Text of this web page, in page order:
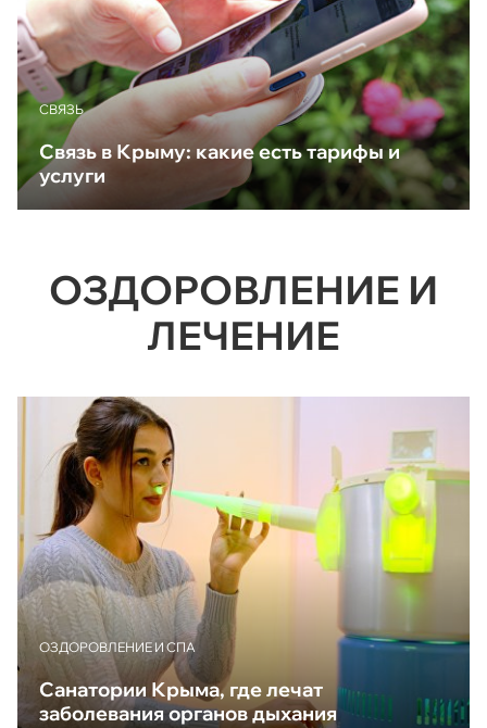
CВЯЗЬ
Связь в Крыму: какие есть тарифы и
услуги
ОЗДОРОВЛЕНИЕ И
ЛЕЧЕНИЕ
ОЗДОРОВЛЕНИЕ И СПА
Санатории Крыма, где лечат
заболевания органов дыхания